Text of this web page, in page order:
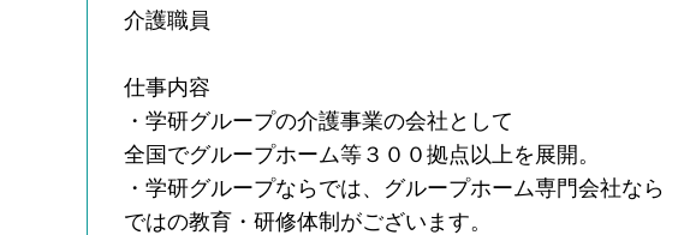
介護職員
仕事内容
・学研グループの介護事業の会社として
全国でグループホーム等３００拠点以上を展開。
・学研グループならでは、グループホーム専門会社なら
ではの教育・研修体制がございます。